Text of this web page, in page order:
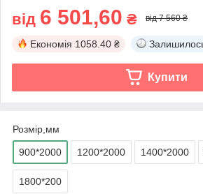
від 6 501,60 ₴ від 7 560 ₴
Економія 1058.40 ₴
Купити
Розмір,мм
900*2000 1200*2000 1400*2000
1800*200